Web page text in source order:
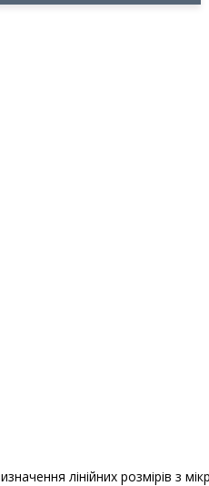
лінійних розмірів з